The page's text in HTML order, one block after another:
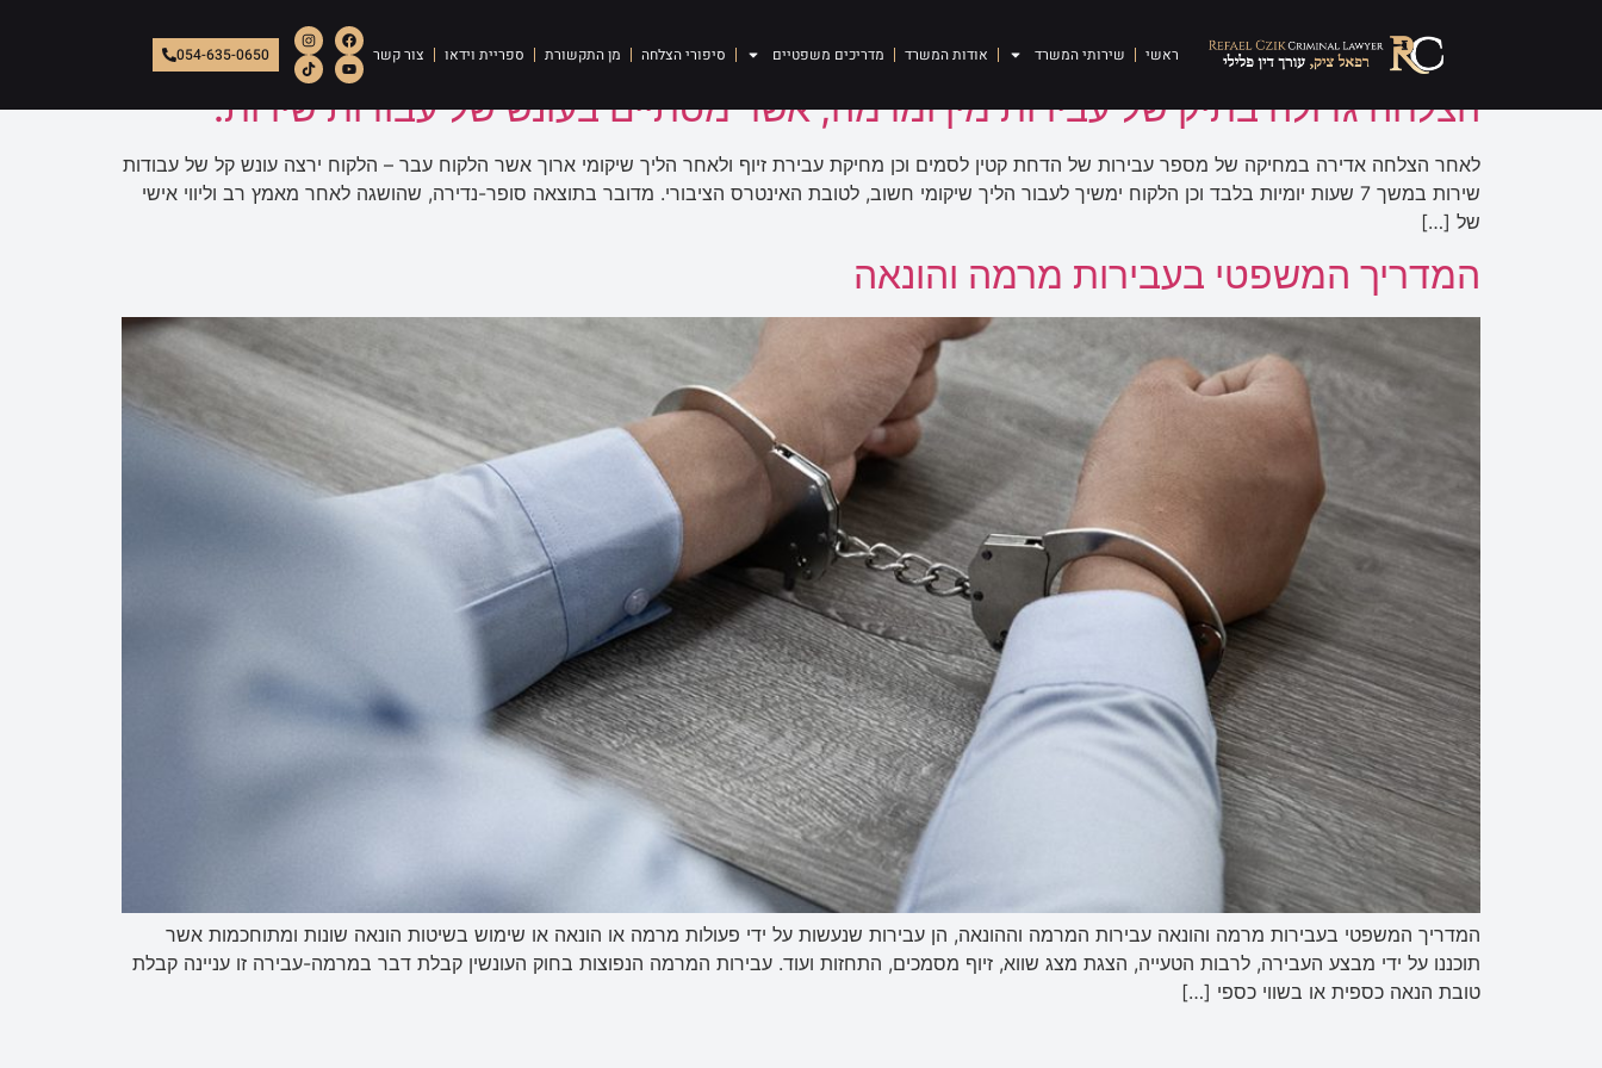
ראשי שירותי המשרד אודות המשרד מדריכים משפטיים סיפורי הצלחה מן התקשורת ספריית וידאו צור קשר 054-635-0650 תגית:קבלת דבר במרמה
הצלחה גדולה בתיק של עבירות מין ומרמה, אשר מסתיים בעונש של עבודות שירות.
לאחר הצלחה אדירה במחיקה של מספר עבירות של הדחת קטין לסמים וכן מחיקת עבירת זיוף ולאחר הליך שיקומי ארוך אשר הלקוח עבר – הלקוח ירצה עונש קל של עבודות
שירות במשך 7 שעות יומיות בלבד וכן הלקוח ימשיך לעבור הליך שיקומי חשוב, לטובת האינטרס הציבורי. מדובר בתוצאה סופר-נדירה, שהושגה לאחר מאמץ רב וליווי אישי
של […]
המדריך המשפטי בעבירות מרמה והונאה
המדריך המשפטי בעבירות מרמה והונאה עבירות המרמה וההונאה, הן עבירות שנעשות על ידי פעולות מרמה או הונאה או שימוש בשיטות הונאה שונות ומתוחכמות אשר
תוכננו על ידי מבצע העבירה, לרבות הטעייה, הצגת מצג שווא, זיוף מסמכים, התחזות ועוד. עבירות המרמה הנפוצות בחוק העונשין קבלת דבר במרמה-עבירה זו עניינה קבלת
טובת הנאה כספית או בשווי כספי […]